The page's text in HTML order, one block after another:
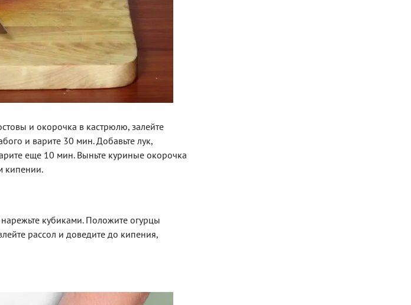
и окорочка в кастрюлю, залейте
и варите 30 мин. Добавьте лук,
еще 10 мин. Выньте куриные окорочка
кипении.
кубиками. Положите огурцы
рассол и доведите до кипения,